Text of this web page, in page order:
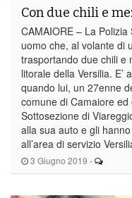
3 Giugno 2019 -
Con due chili e
CAMAIORE – La
uomo che, al volante di
trasportando due chili e
litorale della Versilia. E’
quando lui, un 27enne
comune di Camaiore
Sottosezione di
alla sua auto e gli
all’area di servizio